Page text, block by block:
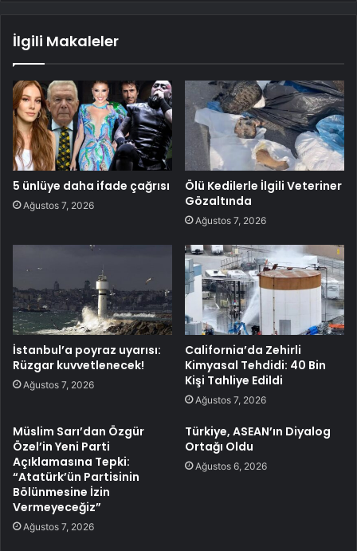
İlgili Makaleler
5 ünlüye daha ifade çağrısı
Ağustos 7, 2026
Ölü Kedilerle İlgili Veteriner
Gözaltında
Ağustos 7, 2026
İstanbul’a poyraz uyarısı:
Rüzgar kuvvetlenecek!
Ağustos 7, 2026
California’da Zehirli
Kimyasal Tehdidi: 40 Bin
Kişi Tahliye Edildi
Ağustos 7, 2026
Müslim Sarı’dan Özgür
Özel’in Yeni Parti
Açıklamasına Tepki:
“Atatürk’ün Partisinin
Bölünmesine İzin
Vermeyeceğiz”
Ağustos 7, 2026
Türkiye, ASEAN’ın Diyalog
Ortağı Oldu
Ağustos 6, 2026